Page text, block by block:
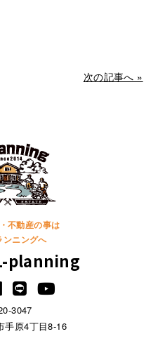
次の記事へ »
不動産の事は
ンニングへ
planning
3047
手原4丁目8-16